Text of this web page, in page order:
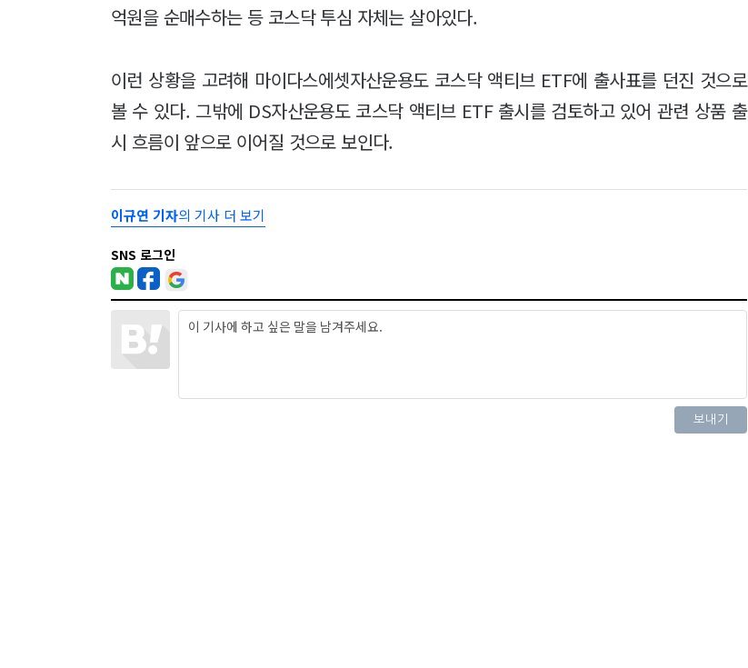
억원을 순매수하는 등 코스닥 투심 자체는 살아있다.
이런 상황을 고려해 마이다스에셋자산운용도 코스닥 액티브 ETF에 출사표를 던진 것으로
볼 수 있다. 그밖에 DS자산운용도 코스닥 액티브 ETF 출시를 검토하고 있어 관련 상품 출
시 흐름이 앞으로 이어질 것으로 보인다.
이규연 기자의 기사 더 보기
SNS 로그인